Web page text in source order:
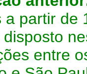
a partir de
disposto
entre